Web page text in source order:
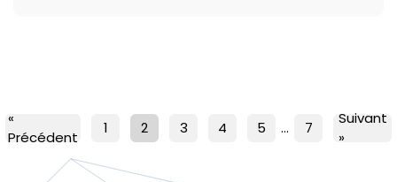
«
Précédent
1 2 3 4 5 … 7
Suivant
»